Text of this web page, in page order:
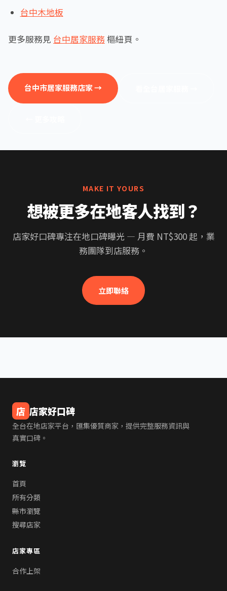
台中木地板
更多服務見 台中居家服務樞紐頁。
台中市居家服務店家 →
MAKE IT YOURS
想被更多在地客人找到？
店家好口碑專注在地口碑曝光 — 月費 NT$300 起，業
務團隊到店服務。
立即聯絡
店 店家好口碑
全台在地店家平台，匯集優質商家，提供完整服務資訊與
真實口碑。
瀏覽
首頁
所有分類
縣市瀏覽
搜尋店家
店家專區
合作上架